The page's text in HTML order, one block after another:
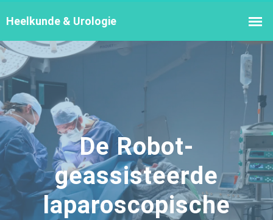
De Robot-
geassisteerde
laparoscopische